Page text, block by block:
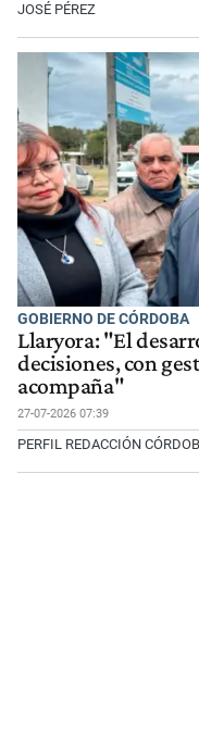
JOSÉ PÉREZ
GOBIERNO DE CÓRDOBA
Llaryora: "El
decisiones, con
acompaña"
27-07-2026 07:39
PERFIL REDACCIÓN